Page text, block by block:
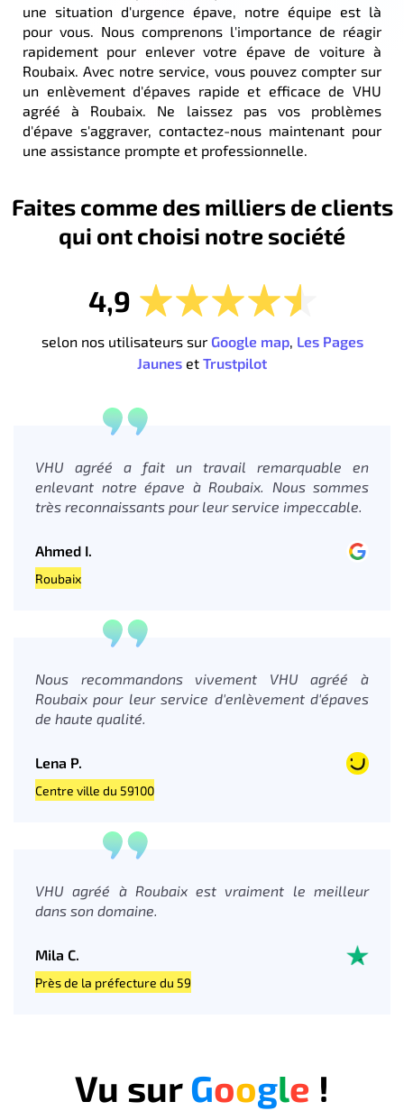
une situation d'urgence épave, notre équipe est là
pour vous. Nous comprenons l'importance de réagir
rapidement pour enlever votre épave de voiture à
Roubaix. Avec notre service, vous pouvez compter sur
un enlèvement d'épaves rapide et efficace de VHU
agréé à Roubaix. Ne laissez pas vos problèmes
d'épave s'aggraver, contactez-nous maintenant pour
une assistance prompte et professionnelle.
Faites comme des milliers de clients
qui ont choisi notre société
4,9
selon nos utilisateurs sur Google map, Les Pages
Jaunes et Trustpilot
VHU agréé a fait un travail remarquable en
enlevant notre épave à Roubaix. Nous sommes
très reconnaissants pour leur service impeccable.
Ahmed I.
Roubaix
Nous recommandons vivement VHU agréé à
Roubaix pour leur service d'enlèvement d'épaves
de haute qualité.
Lena P.
Centre ville du 59100
VHU agréé à Roubaix est vraiment le meilleur
dans son domaine.
Mila C.
Près de la préfecture du 59
Vu surGoogle !